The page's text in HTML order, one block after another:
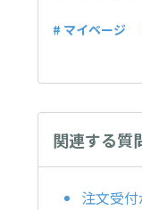
# マイページ
関連する質
注文受